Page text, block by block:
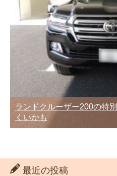
ランドクルーザー200の特
くいかも
最近の投稿